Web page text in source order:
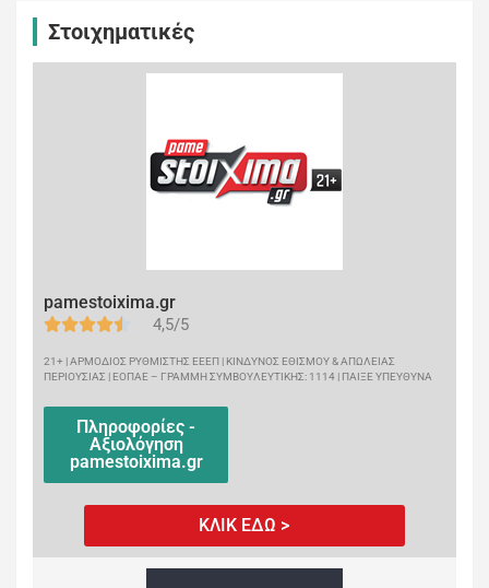
Στοιχηματικές
pamestoixima.gr
4,5/5
21+ | ΑΡΜΟΔΙΟΣ ΡΥΘΜΙΣΤΗΣ ΕΕΕΠ | ΚΙΝΔΥΝΟΣ ΕΘΙΣΜΟΥ & ΑΠΩΛΕΙΑΣ
ΠΕΡΙΟΥΣΙΑΣ | ΕΟΠΑΕ – ΓΡΑΜΜΗ ΣΥΜΒΟΥΛΕΥΤΙΚΗΣ: 1114 | ΠΑΙΞΕ ΥΠΕΥΘΥΝΑ
Πληροφορίες -
Αξιολόγηση
pamestoixima.gr
ΚΛΙΚ ΕΔΩ >